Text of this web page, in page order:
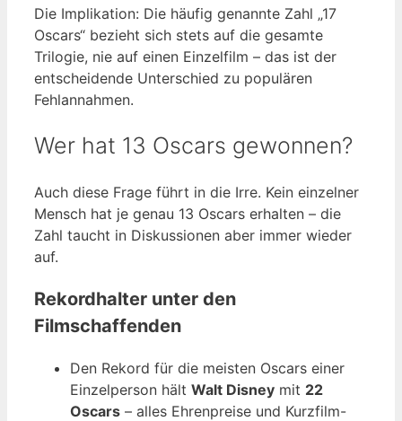
Die Implikation: Die häufig genannte Zahl „17
Oscars“ bezieht sich stets auf die gesamte
Trilogie, nie auf einen Einzelfilm – das ist der
entscheidende Unterschied zu populären
Fehlannahmen.
Wer hat 13 Oscars gewonnen?
Auch diese Frage führt in die Irre. Kein einzelner
Mensch hat je genau 13 Oscars erhalten – die
Zahl taucht in Diskussionen aber immer wieder
auf.
Rekordhalter unter den
Filmschaffenden
Den Rekord für die meisten Oscars einer
Einzelperson hält Walt Disney mit 22
Oscars – alles Ehrenpreise und Kurzfilm-